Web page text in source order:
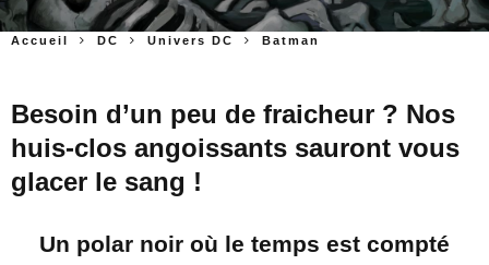
Accueil DC Univers DC Batman
Besoin d’un peu de fraicheur ? Nos
huis-clos angoissants sauront vous
glacer le sang !
Un polar noir où le temps est compté